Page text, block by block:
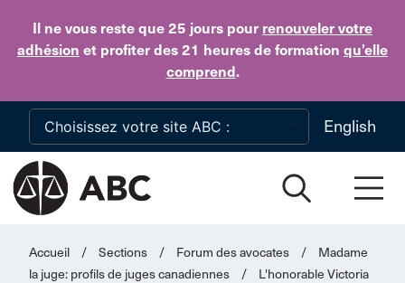
Il ne vous reste que 25 jours pour renouveler votre
adhésion et profiter des 21 heures de formation qu’elle
comprend.
Skip to main content
English
Accueil / Sections / Forum des avocates /
Madame
la juge: profils de juges canadiennes
/
L'honorable Victoria